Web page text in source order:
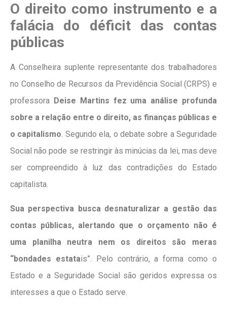
O direito como instrumento e a
falácia do déficit das contas
públicas
A Conselheira suplente representante dos trabalhadores
no Conselho de Recursos da Previdência Social (CRPS) e
professora Deise Martins fez uma análise profunda
sobre a relação entre o direito, as finanças públicas e
o capitalismo. Segundo ela, o debate sobre a Seguridade
Social não pode se restringir às minúcias da lei, mas deve
ser compreendido à luz das contradições do Estado
capitalista.
Sua perspectiva busca desnaturalizar a gestão das
contas públicas, alertando que o orçamento não é
uma planilha neutra nem os direitos são meras
“bondades estatais”. Pelo contrário, a forma como o
Estado e a Seguridade Social são geridos expressa os
interesses a que o Estado serve.